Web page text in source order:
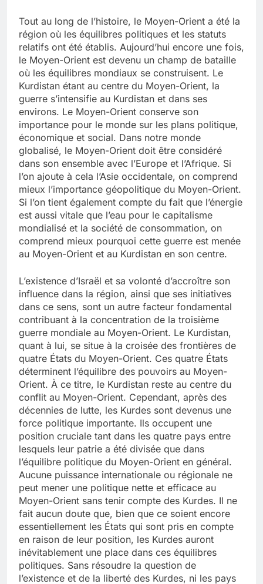
Tout au long de l’histoire, le Moyen-Orient a été la
région où les équilibres politiques et les statuts
relatifs ont été établis. Aujourd’hui encore une fois,
le Moyen-Orient est devenu un champ de bataille
où les équilibres mondiaux se construisent. Le
Kurdistan étant au centre du Moyen-Orient, la
guerre s’intensifie au Kurdistan et dans ses
environs. Le Moyen-Orient conserve son
importance pour le monde sur les plans politique,
économique et social. Dans notre monde
globalisé, le Moyen-Orient doit être considéré
dans son ensemble avec l’Europe et l’Afrique. Si
l’on ajoute à cela l’Asie occidentale, on comprend
mieux l’importance géopolitique du Moyen-Orient.
Si l’on tient également compte du fait que l’énergie
est aussi vitale que l’eau pour le capitalisme
mondialisé et la société de consommation, on
comprend mieux pourquoi cette guerre est menée
au Moyen-Orient et au Kurdistan en son centre.
L’existence d’Israël et sa volonté d’accroître son
influence dans la région, ainsi que ses initiatives
dans ce sens, sont un autre facteur fondamental
contribuant à la concentration de la troisième
guerre mondiale au Moyen-Orient. Le Kurdistan,
quant à lui, se situe à la croisée des frontières de
quatre États du Moyen-Orient. Ces quatre États
déterminent l’équilibre des pouvoirs au Moyen-
Orient. À ce titre, le Kurdistan reste au centre du
conflit au Moyen-Orient. Cependant, après des
décennies de lutte, les Kurdes sont devenus une
force politique importante. Ils occupent une
position cruciale tant dans les quatre pays entre
lesquels leur patrie a été divisée que dans
l’équilibre politique du Moyen-Orient en général.
Aucune puissance internationale ou régionale ne
peut mener une politique nette et efficace au
Moyen-Orient sans tenir compte des Kurdes. Il ne
fait aucun doute que, bien que ce soient encore
essentiellement les États qui sont pris en compte
en raison de leur position, les Kurdes auront
inévitablement une place dans ces équilibres
politiques. Sans résoudre la question de
l’existence et de la liberté des Kurdes, ni les pays